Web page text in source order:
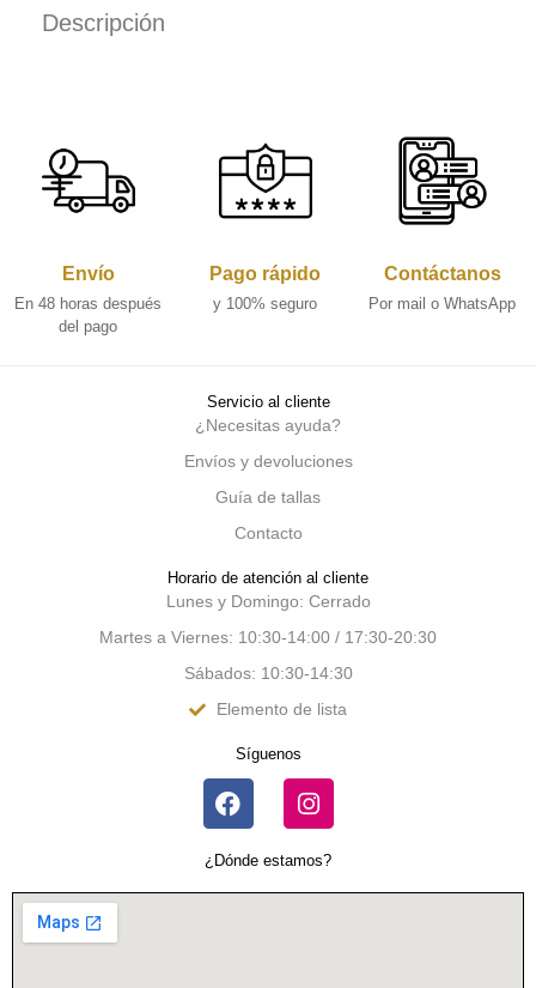
Descripción
Envío
En 48 horas después
del pago
Pago rápido
y 100% seguro
Contáctanos
Por mail o WhatsApp
Servicio al cliente
¿Necesitas ayuda?
Envíos y devoluciones
Guía de tallas
Contacto
Horario de atención al cliente
Lunes y Domingo: Cerrado
Martes a Viernes: 10:30-14:00 / 17:30-20:30
Sábados: 10:30-14:30
Elemento de lista
Síguenos
¿Dónde estamos?